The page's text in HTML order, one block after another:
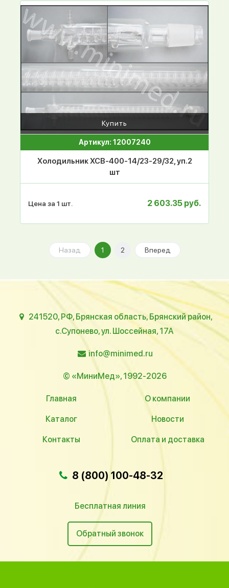
Купить
Артикул: 12007240
Холодильник ХСВ-400-14/23-29/32, уп.2
шт
Цена за 1 шт. 2 603.35 руб.
Назад 1 2 Вперед
241520, РФ, Брянская область, Брянский район,
с.Супонево, ул. Шоссейная, 17А
info@minimed.ru
© «МиниМед», 1992-2026
Главная О компании
Каталог Новости
Контакты Оплата и доставка
8 (800) 100-48-32
Бесплатная линия
Обратный звонок